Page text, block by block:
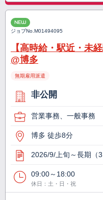
NEW
ジョブNo.M01494095
【高時給・駅近・未
@博多
無期雇用派遣
非公開
営業事務、一般事務
博多 徒歩8分
2026/9/上旬～長期（3
09:00～18:00
休日：土・日・祝